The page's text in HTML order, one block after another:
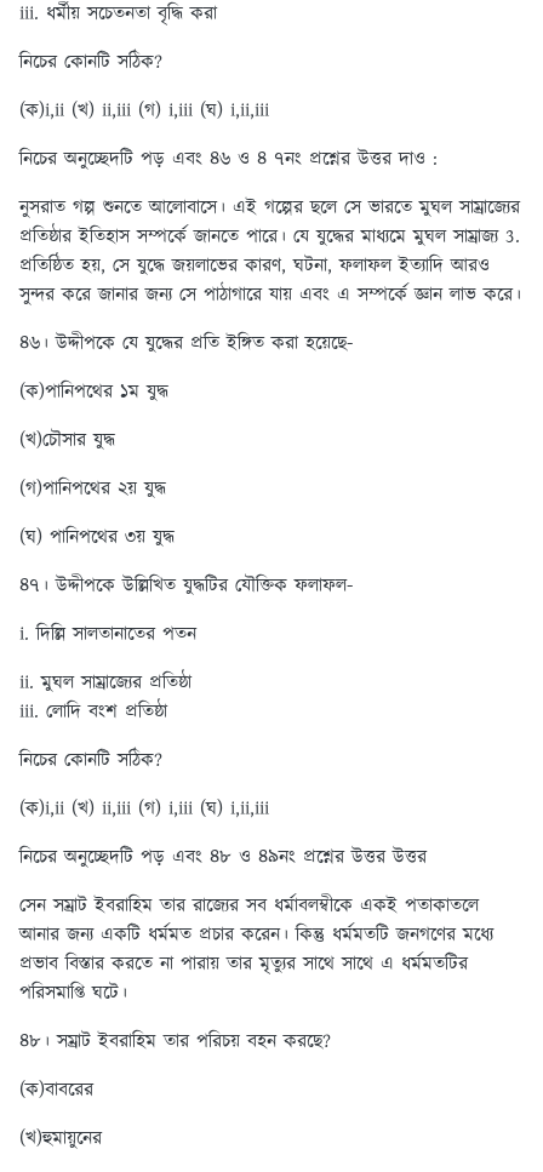
iii. ধর্মীয় সচেতনতা বৃদ্ধি করা
নিচের কোনটি সঠিক?
(ক)i,ii (খ) ii,iii (গ) i,iii (ঘ) i,ii,iii
নিচের অনুচ্ছেদটি পড় এবং ৪৬ ও ৪ ৭নং প্রশ্নের উত্তর দাও :
নুসরাত গল্প শুনতে আলোবাসে। এই গল্পের ছলে সে ভারতে মুঘল সাম্রাজ্যের
প্রতিষ্ঠার ইতিহাস সম্পর্কে জানতে পারে। যে যুদ্ধের মাধ্যমে মুঘল সাম্রাজ্য 3.
প্রতিষ্ঠিত হয়, সে যুদ্ধে জয়লাভের কারণ, ঘটনা, ফলাফল ইত্যাদি আরও
সুন্দর করে জানার জন্য সে পাঠাগারে যায় এবং এ সম্পর্কে জ্ঞান লাভ করে।
৪৬। উদ্দীপকে যে যুদ্ধের প্রতি ইঙ্গিত করা হয়েছে-
(ক)পানিপথের ১ম যুদ্ধ
(খ)চৌসার যুদ্ধ
(গ)পানিপথের ২য় যুদ্ধ
(ঘ) পানিপথের ৩য় যুদ্ধ
৪৭। উদ্দীপকে উল্লিখিত যুদ্ধটির যৌক্তিক ফলাফল-
i. দিল্লি সালতানাতের পতন
ii. মুঘল সাম্রাজ্যের প্রতিষ্ঠা
iii. লোদি বংশ প্রতিষ্ঠা
নিচের কোনটি সঠিক?
(ক)i,ii (খ) ii,iii (গ) i,iii (ঘ) i,ii,iii
নিচের অনুচ্ছেদটি পড় এবং ৪৮ ও ৪৯নং প্রশ্নের উত্তর উত্তর
সেন সম্রাট ইবরাহিম তার রাজ্যের সব ধর্মাবলম্বীকে একই পতাকাতলে
আনার জন্য একটি ধর্মমত প্রচার করেন। কিন্তু ধর্মমতটি জনগণের মধ্যে
প্রভাব বিস্তার করতে না পারায় তার মৃত্যুর সাথে সাথে এ ধর্মমতটির
পরিসমাপ্তি ঘটে।
৪৮। সম্রাট ইবরাহিম তার পরিচয় বহন করছে?
(ক)বাবরের
(খ)হুমায়ুনের